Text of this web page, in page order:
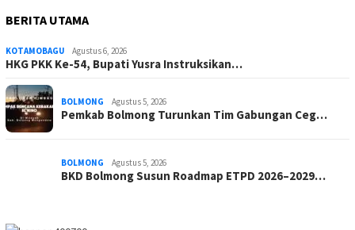
BERITA UTAMA
KOTAMOBAGU Agustus 6, 2026
HKG PKK Ke-54, Bupati Yusra Instruksikan…
BOLMONG Agustus 5, 2026
Pemkab Bolmong Turunkan Tim Gabungan Ceg…
BOLMONG Agustus 5, 2026
BKD Bolmong Susun Roadmap ETPD 2026–2029…